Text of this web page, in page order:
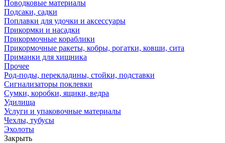
Поводковые материалы
Подсаки, садки
Поплавки для удочки и аксессуары
Прикормки и насадки
Прикормочные кораблики
Прикормочные ракеты, кобры, рогатки, ковши, сита
Приманки для хищника
Прочее
Род-поды, перекладины, стойки, подставки
Сигнализаторы поклевки
Сумки, коробки, ящики, ведра
Удилища
Услуги и упаковочные материалы
Чехлы, тубусы
Эхолоты
Закрыть